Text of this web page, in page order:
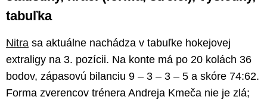
tabuľka
Nitra sa aktuálne nachádza v tabuľke hokejovej
extraligy na 3. pozícii. Na konte má po 20 kolách 36
bodov, zápasovú bilanciu 9 – 3 – 3 – 5 a skóre 74:62.
Forma zverencov trénera Andreja Kmeča nie je zlá;